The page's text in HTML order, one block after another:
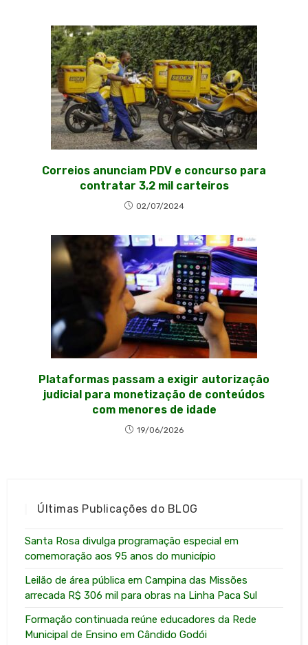
Correios anunciam PDV e concurso para
contratar 3,2 mil carteiros
02/07/2024
Plataformas passam a exigir autorização
judicial para monetização de conteúdos
com menores de idade
19/06/2026
Últimas Publicações do BLOG
Santa Rosa divulga programação especial em
comemoração aos 95 anos do município
Leilão de área pública em Campina das Missões
arrecada R$ 306 mil para obras na Linha Paca Sul
Formação continuada reúne educadores da Rede
Municipal de Ensino em Cândido Godói